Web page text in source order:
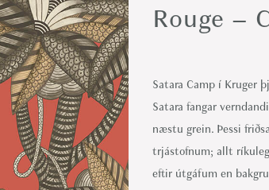
Rouge –
Satara Camp í Kruger
Satara fangar
næstu grein. Þessi
trjástofnum; allt
eftir útgáfum en